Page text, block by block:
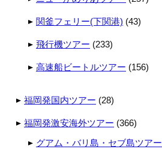
関釜フェリー(下関港) (43)
飛行機ツアー (233)
高速船ビートルツアー (156)
福岡発国内ツアー (28)
福岡発激安海外ツアー (366)
グアム・バリ島・セブ島ツアー